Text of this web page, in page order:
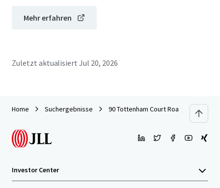
Mehr erfahren
Zuletzt aktualisiert Jul 20, 2026
Home Suchergebnisse 90 Tottenham Court Road, London, W1
Investor Center